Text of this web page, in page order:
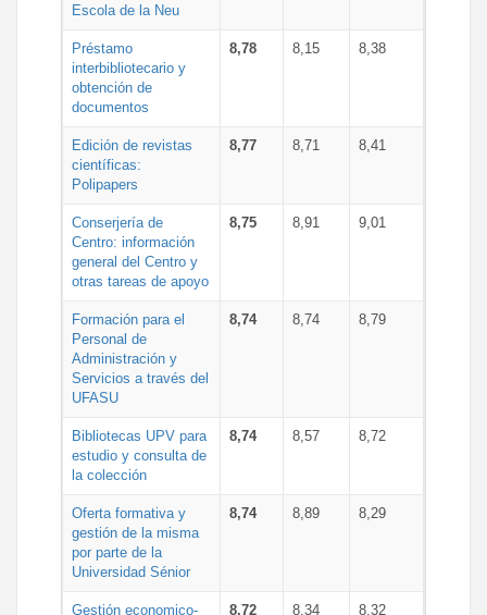
Escola de la Neu
Préstamo
interbibliotecario y
obtención de
documentos
8,78 8,15 8,38
Edición de revistas
científicas:
Polipapers
8,77 8,71 8,41
Conserjería de
Centro: información
general del Centro y
otras tareas de apoyo
8,75 8,91 9,01
Formación para el
Personal de
Administración y
Servicios a través del
UFASU
8,74 8,74 8,79
Bibliotecas UPV para
estudio y consulta de
la colección
8,74 8,57 8,72
Oferta formativa y
gestión de la misma
por parte de la
Universidad Sénior
8,74 8,89 8,29
Gestión economico- 8,72 8,34 8,32